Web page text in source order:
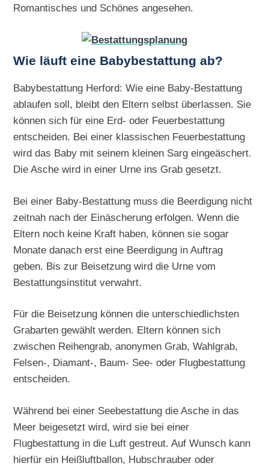
Romantisches und Schönes angesehen.
Wie läuft eine Babybestattung ab?
Babybestattung Herford: Wie eine Baby-Bestattung
ablaufen soll, bleibt den Eltern selbst überlassen. Sie
können sich für eine Erd- oder Feuerbestattung
entscheiden. Bei einer klassischen Feuerbestattung
wird das Baby mit seinem kleinen Sarg eingeäschert.
Die Asche wird in einer Urne ins Grab gesetzt.
Bei einer Baby-Bestattung muss die Beerdigung nicht
zeitnah nach der Einäscherung erfolgen. Wenn die
Eltern noch keine Kraft haben, können sie sogar
Monate danach erst eine Beerdigung in Auftrag
geben. Bis zur Beisetzung wird die Urne vom
Bestattungsinstitut verwahrt.
Für die Beisetzung können die unterschiedlichsten
Grabarten gewählt werden. Eltern können sich
zwischen Reihengrab, anonymen Grab, Wahlgrab,
Felsen-, Diamant-, Baum- See- oder Flugbestattung
entscheiden.
Während bei einer Seebestattung die Asche in das
Meer beigesetzt wird, wird sie bei einer
Flugbestattung in die Luft gestreut. Auf Wunsch kann
hierfür ein Heißluftballon, Hubschrauber oder